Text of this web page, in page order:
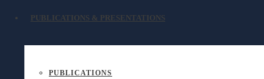
PUBLICATIONS & PRESENTATIONS
PUBLICATIONS